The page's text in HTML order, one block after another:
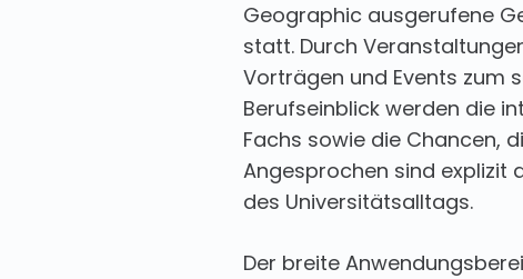
Geographic ausgerufene
statt. Durch
Vorträgen und Events zum
Berufseinblick werden die
Fachs sowie die Chancen,
Angesprochen sind explizit
des Universitätsalltags.
Der breite